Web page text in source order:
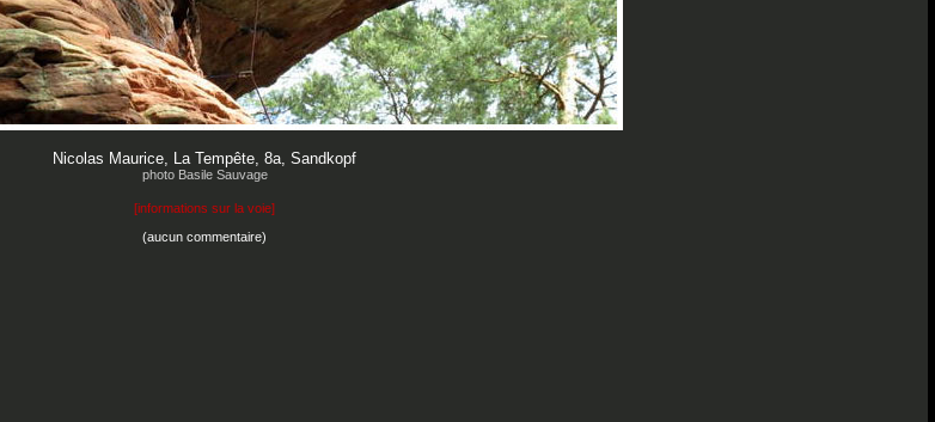
Nicolas Maurice, La Tempête, 8a, Sandkopf
photo Basile Sauvage
[informations sur la voie]
(aucun commentaire)